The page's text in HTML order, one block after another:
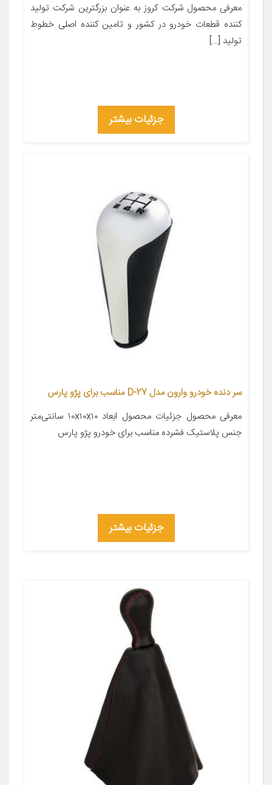
معرفی محصول شرکت کروز به عنوان بزرگترین شرکت تولید
کننده قطعات خودرو در کشور و تامین کننده اصلی خطوط
تولید […]
جزئیات بیشتر
سر دنده خودرو وارون مدل D-27 مناسب برای پژو پارس
معرفی محصول جزئیات محصول ابعاد ۱۰x۱۰x۱۰ سانتی‌متر
جنس پلاستیک فشرده مناسب برای خودرو پژو پارس
جزئیات بیشتر